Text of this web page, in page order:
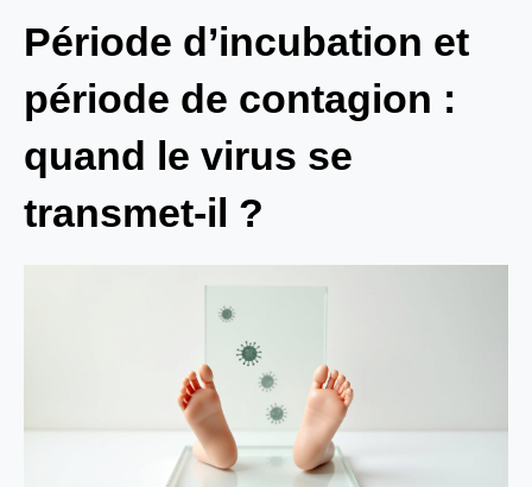
Période d’incubation et
période de contagion :
quand le virus se
transmet-il ?